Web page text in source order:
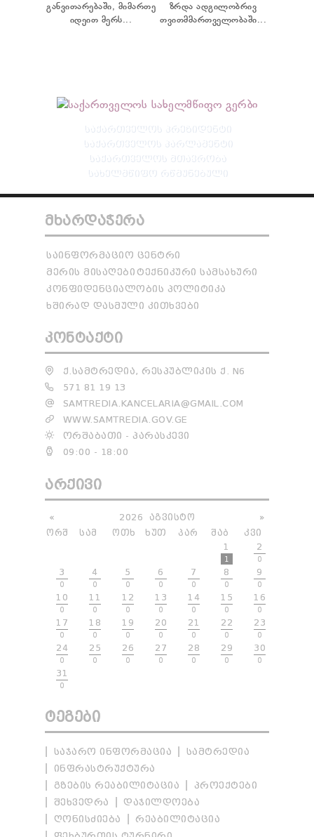
განვითარებაში, მიმართე
იდეით მერს...
ზრდა ადგილობრივ
თვითმმართველობაში...
ᲡᲐᲥᲐᲠᲗᲕᲔᲚᲝᲡ ᲞᲠᲔᲖᲘᲓᲔᲜᲢᲘ
ᲡᲐᲥᲐᲠᲗᲕᲔᲚᲝᲡ ᲞᲐᲠᲚᲐᲛᲔᲜᲢᲘ
ᲡᲐᲥᲐᲠᲗᲕᲔᲚᲝᲡ ᲛᲗᲐᲕᲠᲝᲑᲐ
ᲡᲐᲮᲔᲚᲛᲬᲘᲤᲝ ᲠᲬᲛᲣᲜᲔᲑᲣᲚᲘ
ᲛᲮᲐᲠᲓᲐᲭᲔᲠᲐ
ᲡᲐᲘᲜᲤᲝᲠᲛᲐᲪᲘᲝ ᲪᲔᲜᲢᲠᲘ
ᲛᲔᲠᲘᲡ ᲛᲘᲡᲐᲦᲔᲑᲘ ᲢᲔᲥᲜᲘᲙᲣᲠᲘ ᲡᲐᲛᲡᲐᲮᲣᲠᲘ
ᲙᲝᲜᲤᲘᲓᲔᲜᲪᲘᲐᲚᲝᲑᲘᲡ ᲞᲝᲚᲘᲢᲘᲙᲐ
ᲮᲨᲘᲠᲐᲓ ᲓᲐᲡᲛᲣᲚᲘ ᲙᲘᲗᲮᲕᲔᲑᲘ
ᲙᲝᲜᲢᲐᲥᲢᲘ
Ქ.ᲡᲐᲛᲢᲠᲔᲓᲘᲐ, ᲠᲔᲡᲞᲣᲑᲚᲘᲙᲘᲡ Ქ. N6
571 81 19 13
SAMTREDIA.KANCELARIA@GMAIL.COM
WWW.SAMTREDIA.GOV.GE
ᲝᲠᲨᲐᲑᲐᲗᲘ - ᲞᲐᲠᲐᲡᲙᲔᲕᲘ
09:00 - 18:00
ᲐᲠᲥᲘᲕᲘ
« »
2026
ᲐᲒᲕᲘᲡᲢᲝ
ᲝᲠᲨ
ᲡᲐᲛ ᲝᲗᲮ ᲮᲣᲗ ᲞᲐᲠ ᲨᲐᲑ
ᲙᲕᲘ
1
1
2
0
3
0
4
0
5
0
6
0
7
0
8
0
9
0
10
0
11
0
12
0
13
0
14
0
15
0
16
0
17
0
18
0
19
0
20
0
21
0
22
0
23
0
24
0
25
0
26
0
27
0
28
0
29
0
30
0
31
0
ᲢᲔᲒᲔᲑᲘ
ᲡᲐᲯᲐᲠᲝ ᲘᲜᲤᲝᲠᲛᲐᲪᲘᲐ
ᲡᲐᲛᲢᲠᲔᲓᲘᲐ
ᲘᲜᲤᲠᲐᲡᲢᲠᲣᲥᲢᲣᲠᲐ
ᲒᲖᲔᲑᲘᲡ ᲠᲔᲐᲑᲘᲚᲘᲢᲐᲪᲘᲐ
ᲞᲠᲝᲔᲥᲢᲔᲑᲘ
ᲨᲔᲮᲕᲔᲓᲠᲐ
ᲓᲐᲯᲘᲚᲓᲝᲔᲑᲐ
ᲦᲝᲜᲘᲡᲫᲘᲔᲑᲐ
ᲠᲔᲐᲑᲘᲚᲘᲢᲐᲪᲘᲐ